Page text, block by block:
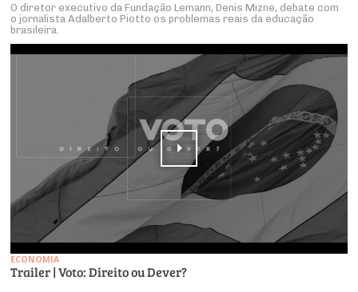
O diretor executivo da Fundação Lemann, Denis Mizne, debate com
o jornalista Adalberto Piotto os problemas reais da educação
brasileira.
ECONOMIA
Trailer | Voto: Direito ou Dever?